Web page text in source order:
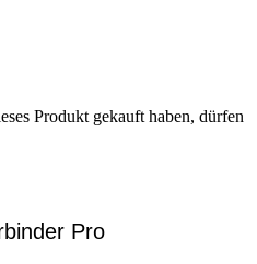
Produkt gekauft haben, dürfen
Pro